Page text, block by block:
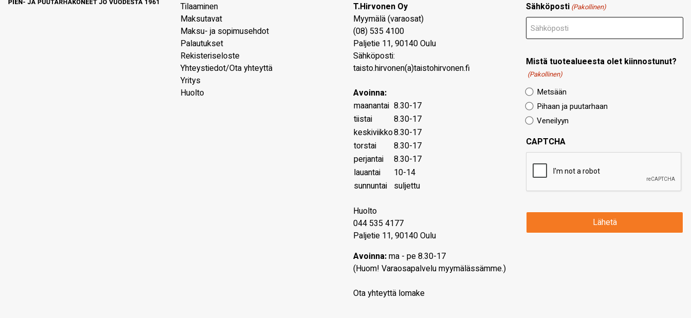
Tilaaminen
Maksutavat
Maksu- ja sopimusehdot
Palautukset
Rekisteriseloste
Yhteystiedot/Ota yhteyttä
Yritys
Huolto
T.Hirvonen Oy
Myymälä (varaosat)
(08) 535 4100
Paljetie 11,90140Oulu
Sähköposti:
taisto.hirvonen(a)taistohirvonen.fi
Avoinna:
maanantai 8.30-17
tiistai
8.30-17
keskiviikko8.30-17
torstai
8.30-17
perjantai
8.30-17
lauantai
10-14
sunnuntai suljettu
Huolto
044 535 4177
Paljetie 11, 90140 Oulu
Avoinna:ma - pe 8.30-17
(Huom! Varaosapalvelu myymälässämme.)
Ota yhteyttä lomake
Sähköposti (Pakollinen)
Mistä tuotealueesta olet kiinnostunut?
(Pakollinen)
Metsään
Pihaan ja puutarhaan
Veneilyyn
CAPTCHA